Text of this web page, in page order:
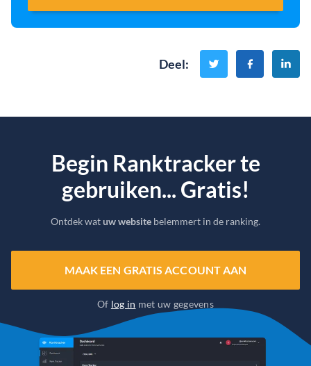
Deel:
Begin Ranktracker te
gebruiken... Gratis!
Ontdek watuw website belemmert in de ranking.
MAAK EEN GRATIS ACCOUNT AAN
Of log in met uw gegevens